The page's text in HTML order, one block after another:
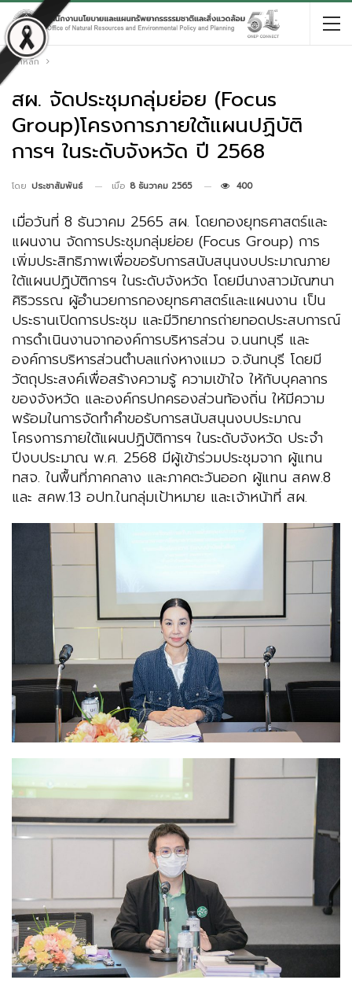
หน้าหลัก
สผ. จัดประชุมกลุ่มย่อย (Focus
Group)โครงการภายใต้แผนปฏิบัติ
การฯ ในระดับจังหวัด ปี 2568
โดย ประชาสัมพันธ์ เมื่อ 8 ธันวาคม 2565 400
เมื่อวันที่ 8 ธันวาคม 2565 สผ. โดยกองยุทธศาสตร์และ
แผนงาน จัดการประชุมกลุ่มย่อย (Focus Group) การ
เพิ่มประสิทธิภาพเพื่อขอรับการสนับสนุนงบประมาณภาย
ใต้แผนปฏิบัติการฯ ในระดับจังหวัด โดยมีนางสาวมัณฑนา
ศิริวรรณ ผู้อำนวยการกองยุทธศาสตร์และแผนงาน เป็น
ประธานเปิดการประชุม และมีวิทยากรถ่ายทอดประสบการณ์
การดำเนินงานจากองค์การบริหารส่วน จ.นนทบุรี และ
องค์การบริหารส่วนตำบลแก่งหางแมว จ.จันทบุรี โดยมี
วัตถุประสงค์เพื่อสร้างความรู้ ความเข้าใจ ให้กับบุคลากร
ของจังหวัด และองค์กรปกครองส่วนท้องถิ่น ให้มีความ
พร้อมในการจัดทำคำขอรับการสนับสนุนงบประมาณ
โครงการภายใต้แผนปฏิบัติการฯ ในระดับจังหวัด ประจำ
ปีงบประมาณ พ.ศ. 2568 มีผู้เข้าร่วมประชุมจาก ผู้แทน
ทสจ. ในพื้นที่ภาคกลาง และภาคตะวันออก ผู้แทน สคพ.8
และ สคพ.13 อปท.ในกลุ่มเป้าหมาย และเจ้าหน้าที่ สผ.